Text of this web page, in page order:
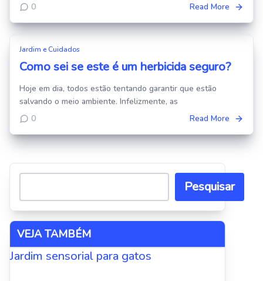
0
Read More
Jardim e Cuidados
Como sei se este é um herbicida seguro?
Hoje em dia, todos estão tentando garantir que estão
salvando o meio ambiente. Infelizmente, as
0
Read More
Pesquisar
VEJA TAMBÉM
Jardim sensorial para gatos